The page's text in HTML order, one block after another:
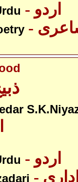
- اردو
- اردو